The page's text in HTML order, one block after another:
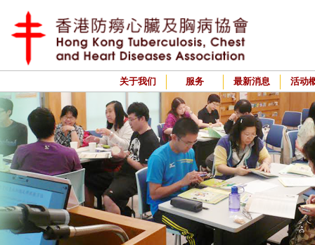
关于我们 服务 最新消息 活动